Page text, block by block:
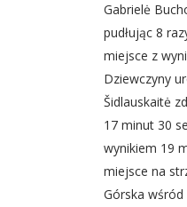
Gabrielė
pudłując 8
miejsce z
Dziewczyny
Šidlauskaitė
17 minut 30
wynikiem 19
miejsce na
Górska wśród